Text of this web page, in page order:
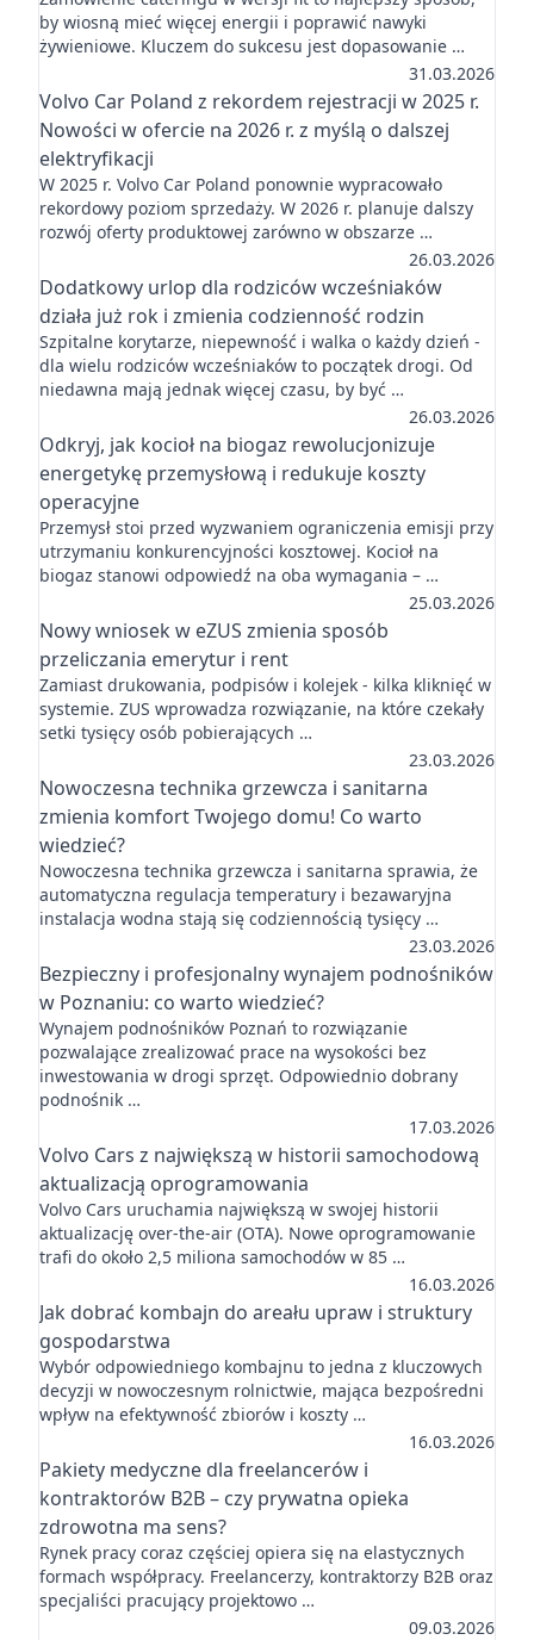
by wiosną mieć więcej energii i poprawić nawyki
żywieniowe. Kluczem do sukcesu jest dopasowanie …
31.03.2026
Volvo Car Poland z rekordem rejestracji w 2025 r.
Nowości w ofercie na 2026 r. z myślą o dalszej
elektryfikacji
W 2025 r. Volvo Car Poland ponownie wypracowało
rekordowy poziom sprzedaży. W 2026 r. planuje dalszy
rozwój oferty produktowej zarówno w obszarze …
26.03.2026
Dodatkowy urlop dla rodziców wcześniaków
działa już rok i zmienia codzienność rodzin
Szpitalne korytarze, niepewność i walka o każdy dzień -
dla wielu rodziców wcześniaków to początek drogi. Od
niedawna mają jednak więcej czasu, by być …
26.03.2026
Odkryj, jak kocioł na biogaz rewolucjonizuje
energetykę przemysłową i redukuje koszty
operacyjne
Przemysł stoi przed wyzwaniem ograniczenia emisji przy
utrzymaniu konkurencyjności kosztowej. Kocioł na
biogaz stanowi odpowiedź na oba wymagania – …
25.03.2026
Nowy wniosek w eZUS zmienia sposób
przeliczania emerytur i rent
Zamiast drukowania, podpisów i kolejek - kilka kliknięć w
systemie. ZUS wprowadza rozwiązanie, na które czekały
setki tysięcy osób pobierających …
23.03.2026
Nowoczesna technika grzewcza i sanitarna
zmienia komfort Twojego domu! Co warto
wiedzieć?
Nowoczesna technika grzewcza i sanitarna sprawia, że
automatyczna regulacja temperatury i bezawaryjna
instalacja wodna stają się codziennością tysięcy …
23.03.2026
Bezpieczny i profesjonalny wynajem podnośników
w Poznaniu: co warto wiedzieć?
Wynajem podnośników Poznań to rozwiązanie
pozwalające zrealizować prace na wysokości bez
inwestowania w drogi sprzęt. Odpowiednio dobrany
podnośnik …
17.03.2026
Volvo Cars z największą w historii samochodową
aktualizacją oprogramowania
Volvo Cars uruchamia największą w swojej historii
aktualizację over-the-air (OTA). Nowe oprogramowanie
trafi do około 2,5 miliona samochodów w 85 …
16.03.2026
Jak dobrać kombajn do areału upraw i struktury
gospodarstwa
Wybór odpowiedniego kombajnu to jedna z kluczowych
decyzji w nowoczesnym rolnictwie, mająca bezpośredni
wpływ na efektywność zbiorów i koszty …
16.03.2026
Pakiety medyczne dla freelancerów i
kontraktorów B2B – czy prywatna opieka
zdrowotna ma sens?
Rynek pracy coraz częściej opiera się na elastycznych
formach współpracy. Freelancerzy, kontraktorzy B2B oraz
specjaliści pracujący projektowo …
09.03.2026